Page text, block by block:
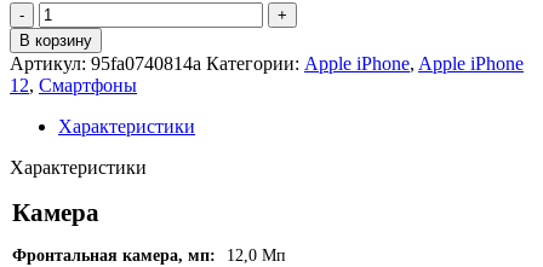
Количество
товара
Apple
iPhone
12
128GB
(Белый
|
В корзину
Артикул: 95fa0740814a Категории: Apple iPhone, Apple iPhone
12, Смартфоны
Характеристики
Характеристики
Камера
Фронтальная камера, мп:
12,0 Мп